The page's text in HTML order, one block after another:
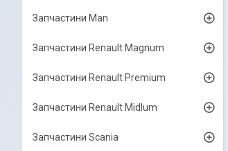
Запчастини Man
Запчастини Renault Magnum
Запчастини Renault Premium
Запчастини Renault Midlum
Запчастини Scania